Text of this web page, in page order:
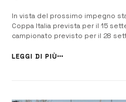
In vista del prossimo impegno
Coppa Italia prevista per il 15
campionato previsto per il 28
colpi di mercato, mentre il
LEGGI DI PIÙ